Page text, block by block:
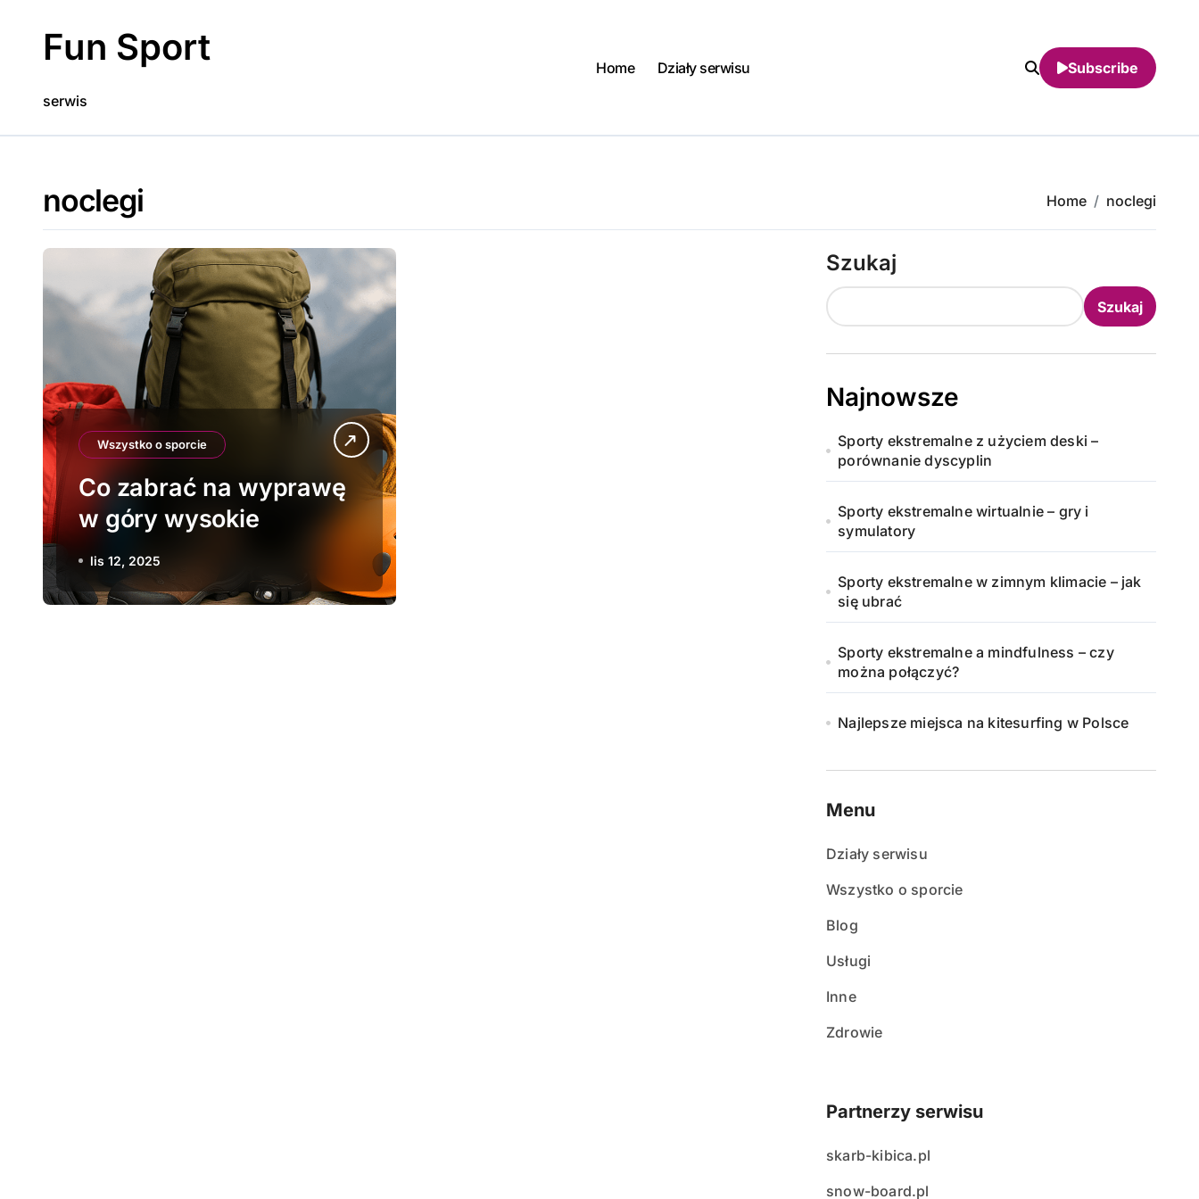
contentFun Sport
serwis
Home Działy serwisu Subscribe
noclegi Home noclegi
Wszystko o sporcie
Co zabrać na wyprawę
w góry wysokie
lis 12, 2025
Szukaj
Szukaj
Najnowsze
Sporty ekstremalne z użyciem deski –
porównanie dyscyplin
Sporty ekstremalne wirtualnie – gry i
symulatory
Sporty ekstremalne w zimnym klimacie – jak
się ubrać
Sporty ekstremalne a mindfulness – czy
można połączyć?
Najlepsze miejsca na kitesurfing w Polsce
Menu
Działy serwisu
Wszystko o sporcie
Blog
Usługi
Inne
Zdrowie
Partnerzy serwisu
skarb-kibica.pl
snow-board.pl